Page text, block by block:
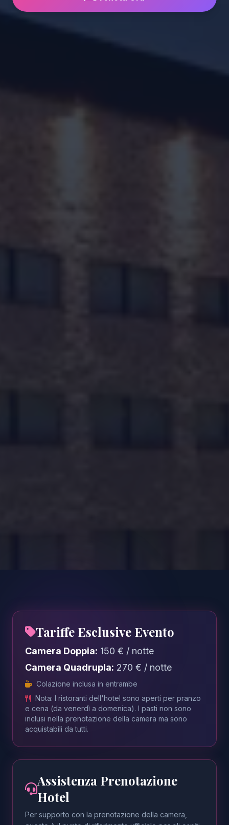
Tariffe Esclusive Evento
Camera Doppia: 150 € / notte
Camera Quadrupla: 270 € / notte
Colazione inclusa in entrambe
Nota: I ristoranti dell'hotel sono aperti per pranzo
e cena (da venerdì a domenica). I pasti non sono
inclusi nella prenotazione della camera ma sono
acquistabili da tutti.
Assistenza Prenotazione
Hotel
Per supporto con la prenotazione della camera,